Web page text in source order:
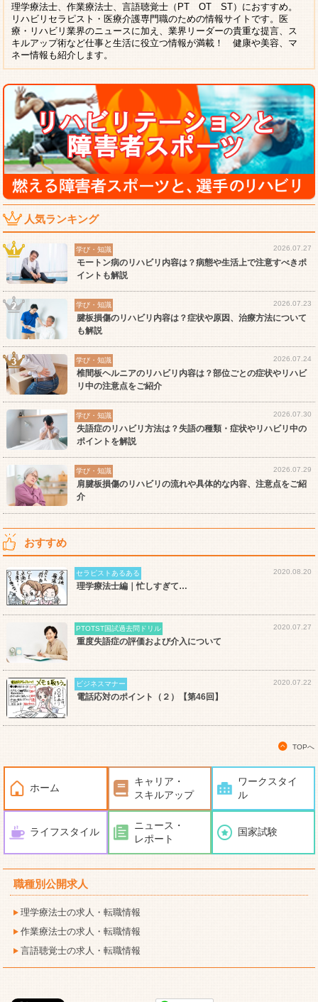
理学療法士、作業療法士、言語聴覚士（PT OT ST）におすすめ。
リハビリセラピスト・医療介護専門職のための情報サイトです。医
療・リハビリ業界のニュースに加え、業界リーダーの貴重な提言、ス
キルアップ術など仕事と生活に役立つ情報が満載！ 健康や美容、マ
ネー情報も紹介します。
人気ランキング
学び・知識 2026.07.27
モートン病のリハビリ内容は？病態や生活上で注意すべきポ
イントも解説
学び・知識 2026.07.23
腱板損傷のリハビリ内容は？症状や原因、治療方法について
も解説
学び・知識 2026.07.24
椎間板ヘルニアのリハビリ内容は？部位ごとの症状やリハビ
リ中の注意点をご紹介
学び・知識 2026.07.30
失語症のリハビリ方法は？失語の種類・症状やリハビリ中の
ポイントを解説
学び・知識 2026.07.29
肩腱板損傷のリハビリの流れや具体的な内容、注意点をご紹
介
おすすめ
セラピストあるある 2020.08.20
理学療法士編｜忙しすぎて…
PTOTST国試過去問ドリル 2020.07.27
重度失語症の評価および介入について
ビジネスマナー 2020.07.22
電話応対のポイント（２）【第46回】
TOPへ
ホーム
キャリア・
スキルアップ
ワークスタイ
ル
ライフスタイル
ニュース・
レポート
国家試験
職種別公開求人
理学療法士の求人・転職情報
作業療法士の求人・転職情報
言語聴覚士の求人・転職情報